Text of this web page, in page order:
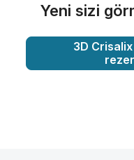
Yeni sizi
3D